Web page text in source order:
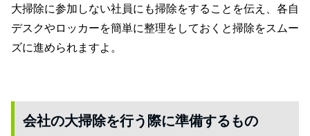
大掃除に参加しない社員にも掃除をすることを伝え、各自
デスクやロッカーを簡単に整理をしておくと掃除をスムー
ズに進められますよ。
会社の大掃除を行う際に準備するもの